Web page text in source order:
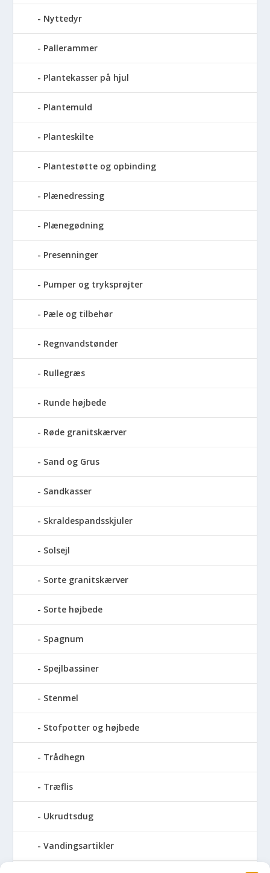
Nyttedyr
Pallerammer
Plantekasser på hjul
Plantemuld
Planteskilte
Plantestøtte og opbinding
Plænedressing
Plænegødning
Presenninger
Pumper og tryksprøjter
Pæle og tilbehør
Regnvandstønder
Rullegræs
Runde højbede
Røde granitskærver
Sand og Grus
Sandkasser
Skraldespandsskjuler
Solsejl
Sorte granitskærver
Sorte højbede
Spagnum
Spejlbassiner
Stenmel
Stofpotter og højbede
Trådhegn
Træflis
Ukrudtsdug
Vandingsartikler